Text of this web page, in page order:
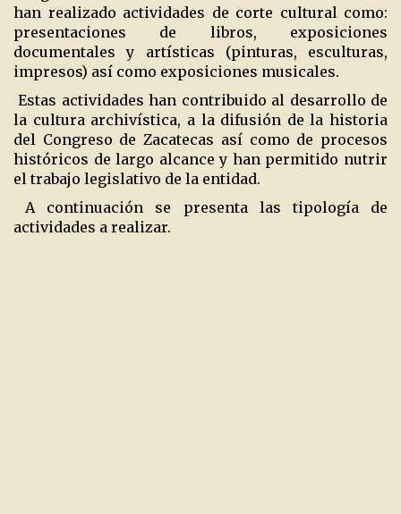
han realizado actividades de corte cultural como:
presentaciones de libros, exposiciones
documentales y artísticas (pinturas, esculturas,
impresos) así como exposiciones musicales.
Estas actividades han contribuido al desarrollo de
la cultura archivística, a la difusión de la historia
del Congreso de Zacatecas así como de procesos
históricos de largo alcance y han permitido nutrir
el trabajo legislativo de la entidad.
A continuación se presenta las tipología de
actividades a realizar.